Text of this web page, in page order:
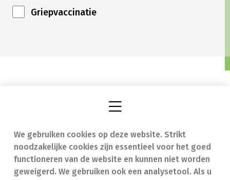
We gebruiken cookies op deze website. Strikt
noodzakelijke cookies zijn essentieel voor het goed
functioneren van de website en kunnen niet worden
geweigerd. We gebruiken ook een analysetool. Als u
Griepvaccinatie
Vind een apotheek
Onze expertise
In geval van nood
Contact